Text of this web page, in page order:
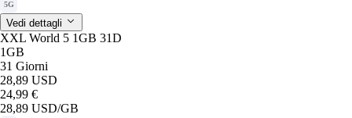
5G
Vedi dettagli
XXL World 5 1GB 31D
1GB
31 Giorni
28,89 USD
24,99 €
28,89 USD/GB